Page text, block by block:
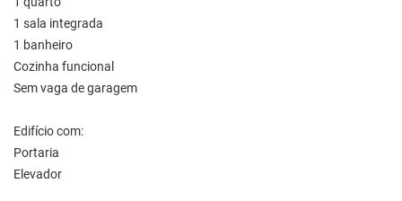
1 sala integrada
1 banheiro
Cozinha funcional
Sem vaga de garagem
Edifício com:
Portaria
Elevador